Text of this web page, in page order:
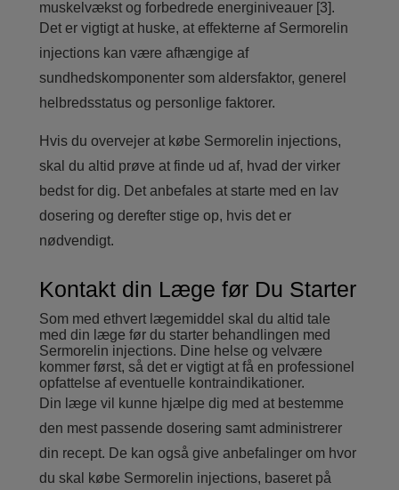
muskelvækst og forbedrede energiniveauer [3].
Det er vigtigt at huske, at effekterne af Sermorelin
injections kan være afhængige af
sundhedskomponenter som aldersfaktor, generel
helbredsstatus og personlige faktorer.
Hvis du overvejer at købe Sermorelin injections,
skal du altid prøve at finde ud af, hvad der virker
bedst for dig. Det anbefales at starte med en lav
dosering og derefter stige op, hvis det er
nødvendigt.
Kontakt din Læge før Du Starter
Som med ethvert lægemiddel skal du altid tale
med din læge før du starter behandlingen med
Sermorelin injections. Dine helse og velvære
kommer først, så det er vigtigt at få en professionel
opfattelse af eventuelle kontraindikationer.
Din læge vil kunne hjælpe dig med at bestemme
den mest passende dosering samt administrerer
din recept. De kan også give anbefalinger om hvor
du skal købe Sermorelin injections, baseret på